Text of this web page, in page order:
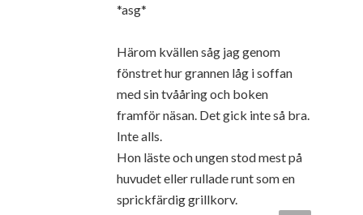
*asg*
Härom kvällen såg jag genom
fönstret hur grannen låg i soffan
med sin tvååring och boken
framför näsan. Det gick inte så bra.
Inte alls.
Hon läste och ungen stod mest på
huvudet eller rullade runt som en
sprickfärdig grillkorv.